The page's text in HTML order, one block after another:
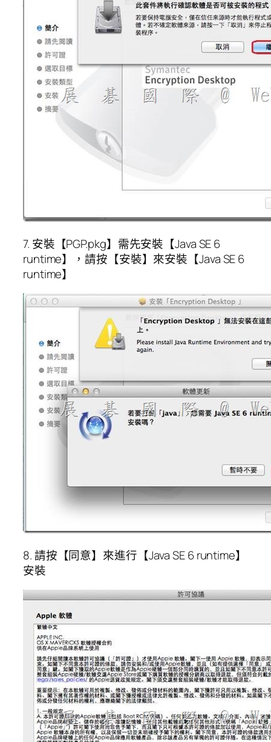
7. 安裝【PGP.pkg】需先安裝【Java SE 6
runtime】，請按【安裝】來安裝【Java SE 6
runtime】
8. 請按【同意】來進行【Java SE 6 runtime】
安裝